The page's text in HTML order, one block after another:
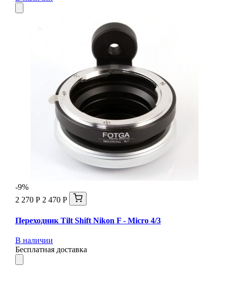
-9%
2 270 Р 2 470 Р
Переходник Tilt Shift Nikon F - Micro 4/3
В наличии
Бесплатная доставка